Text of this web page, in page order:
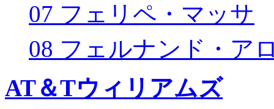
07 フェリペ・マッサ
08 フェルナンド・ア
AT＆Tウィリアムズ